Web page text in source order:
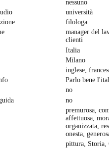
nessuno
università
filologa
manager del
clienti
Italia
Milano
inglese,
Parlo bene
no
no
premurosa,
affettuosa,
organizzata,
onesta,
pittura, Storia,